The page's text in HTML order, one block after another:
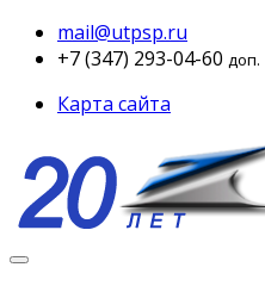
mail@utpsp.ru
+7 (347) 293-04-60 доп.
Карта сайта